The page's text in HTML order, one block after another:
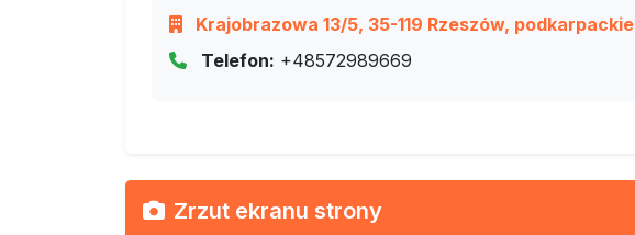
Krajobrazowa 13/5, 35-119 Rzeszów, podkarpackie
Telefon: +48572989669
Zrzut ekranu strony